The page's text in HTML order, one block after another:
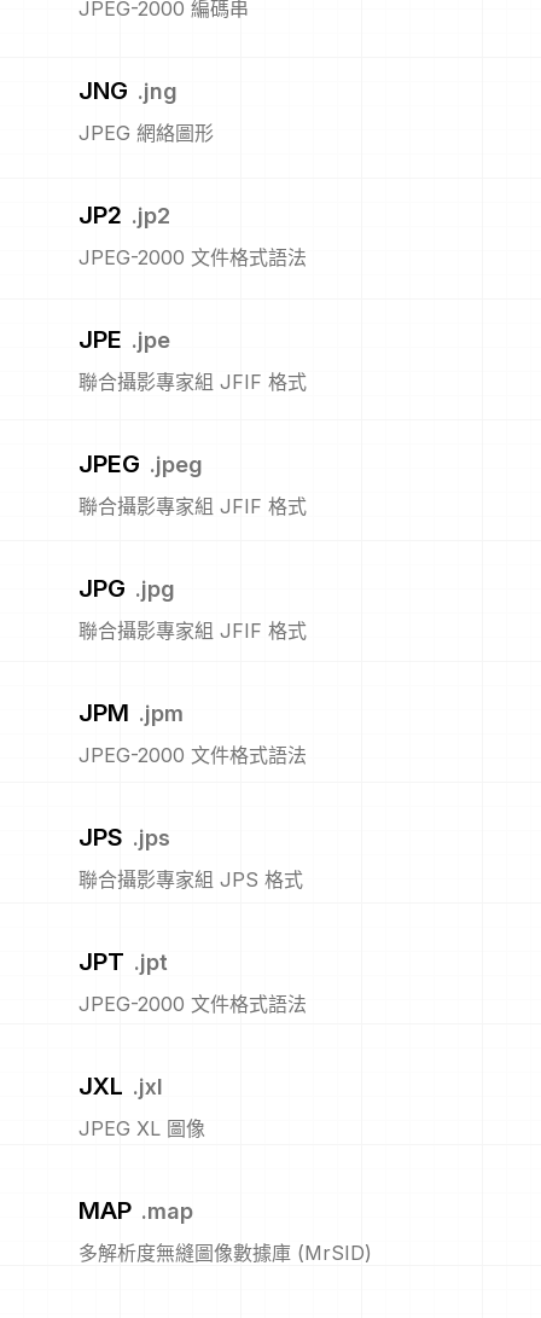
JPEG-2000 編碼串
JNG .jng
JPEG 網絡圖形
JP2 .jp2
JPEG-2000 文件格式語法
JPE .jpe
聯合攝影專家組 JFIF 格式
JPEG .jpeg
聯合攝影專家組 JFIF 格式
JPG .jpg
聯合攝影專家組 JFIF 格式
JPM .jpm
JPEG-2000 文件格式語法
JPS .jps
聯合攝影專家組 JPS 格式
JPT .jpt
JPEG-2000 文件格式語法
JXL .jxl
JPEG XL 圖像
MAP .map
多解析度無縫圖像數據庫 (MrSID)